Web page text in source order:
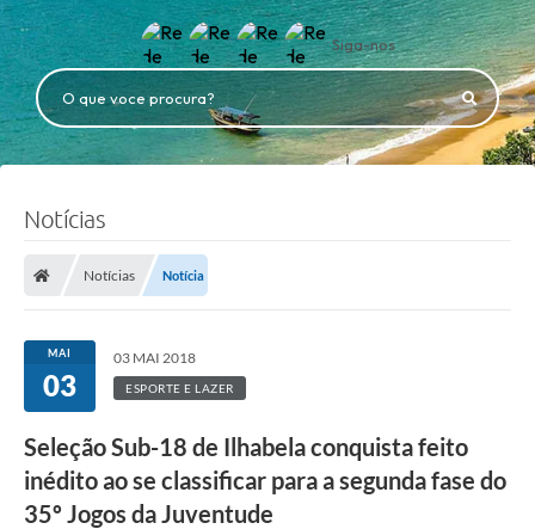
Siga-nos
O que voce procura?
Notícias
Notícias Notícia
MAI
03
03 MAI 2018
ESPORTE E LAZER
Seleção Sub-18 de Ilhabela conquista feito
inédito ao se classificar para a segunda fase do
35º Jogos da Juventude